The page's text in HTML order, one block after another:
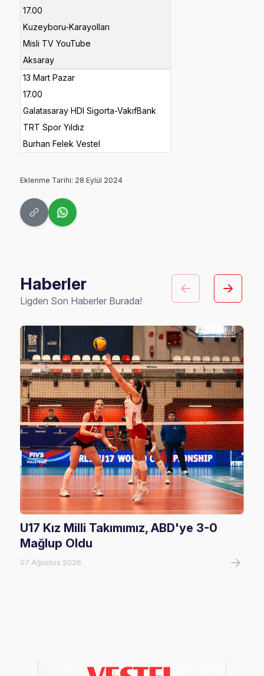
17.00
Kuzeyboru-Karayolları
Misli TV YouTube
Aksaray
13 Mart Pazar
17.00
Galatasaray HDI Sigorta-VakıfBank
TRT Spor Yıldız
Burhan Felek Vestel
Eklenme Tarihi: 28 Eylül 2024
Haberler
Ligden Son Haberler Burada!
U17 Kız Milli Takımımız, ABD'ye 3-0
Mağlup Oldu
07 Ağustos 2026